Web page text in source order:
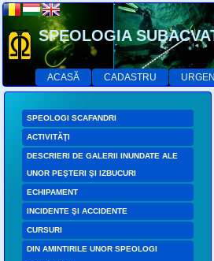
SPEOLOGIA
ACASĂ CADASTRU
SPEOLOGI SCAFANDRI
ACTIVITĂŢI
DESCRIERI DE GALERII INUNDATE ALE
UNOR PEŞTERI ŞI IZBUCURI
ECHIPAMENT
INCIDENTE ŞI ACCIDENTE
CURSURI
DIN AMINTIRILE UNOR SPEOLOGI